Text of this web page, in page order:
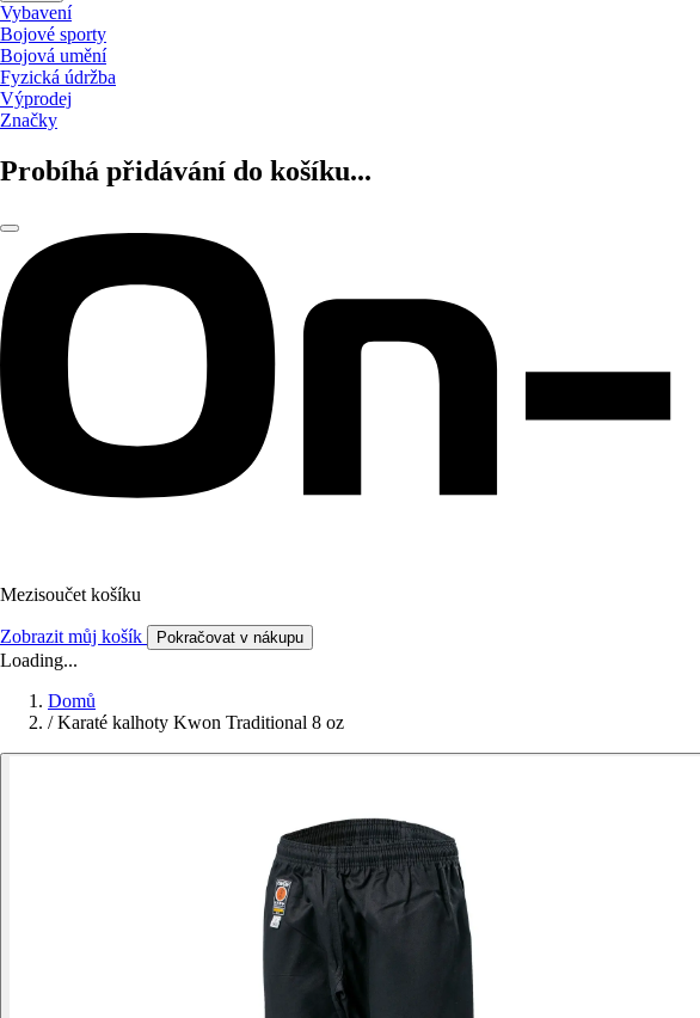
Vybavení
Bojové sporty
Bojová umění
Fyzická údržba
Výprodej
Značky
Probíhá přidávání do košíku...
Mezisoučet košíku
Zobrazit můj košík Pokračovat v nákupu
Loading...
Domů
/ Karaté kalhoty Kwon Traditional 8 oz